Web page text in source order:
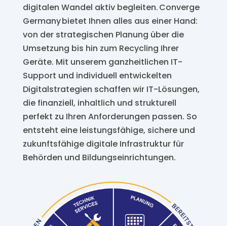
digitalen Wandel aktiv begleiten.Converge
Germanybietet Ihnen alles aus einer Hand:
von der strategischen Planung über die
Umsetzung bis hin zum Recycling Ihrer
Geräte. Mit unserem ganzheitlichen IT-
Support und individuell entwickelten
Digitalstrategien schaffen wir IT-Lösungen,
die finanziell, inhaltlich und strukturell
perfekt zu Ihren Anforderungen passen. So
entsteht eine leistungsfähige, sichere und
zukunftsfähige digitale Infrastruktur für
Behörden und Bildungseinrichtungen.